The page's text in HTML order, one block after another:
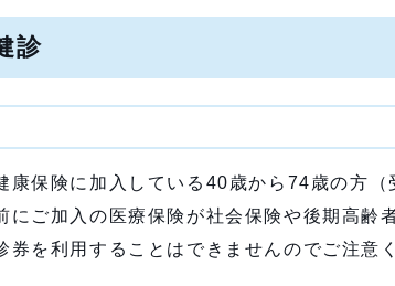
診
康保険に加入している40歳から74歳の方
にご加入の医療保険が社会保険や後期高
券を利用することはできませんのでご注意